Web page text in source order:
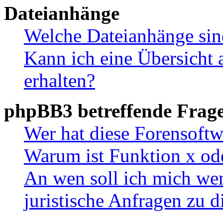
Dateianhänge
Welche Dateianhänge
Kann ich eine Übersicht
erhalten?
phpBB3 betreffende
Wer hat diese
Warum ist Funktion x
An wen soll ich mich
juristische Anfragen zu